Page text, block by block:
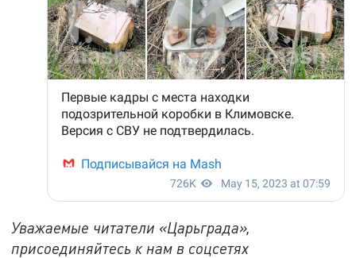
Уважаемые читатели «Царьграда»,
присоединяйтесь к нам в соцсетях